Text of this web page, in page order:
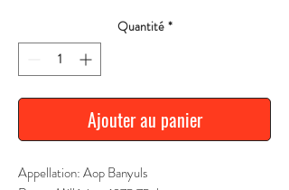
Quantité *
Ajouter au panier
Appellation: Aop Banyuls